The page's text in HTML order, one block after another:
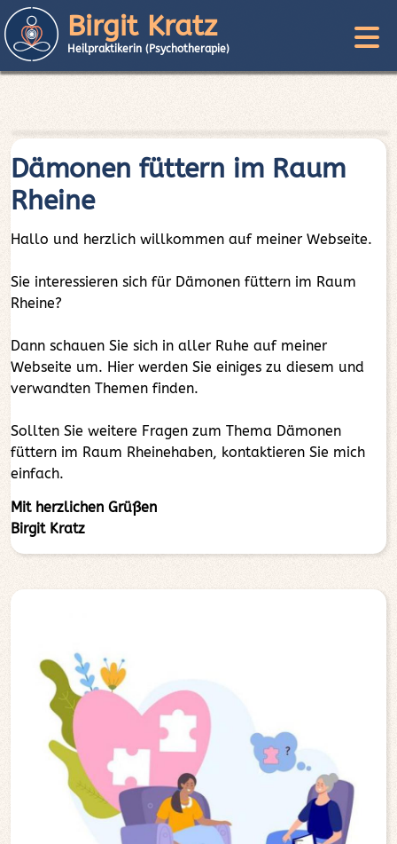
Birgit Kratz
Heilpraktikerin (Psychotherapie)
Dämonen füttern im Raum
Rheine
Hallo und herzlich willkommen auf meiner Webseite.
Sie interessieren sich für Dämonen füttern im Raum
Rheine?
Dann schauen Sie sich in aller Ruhe auf meiner
Webseite um. Hier werden Sie einiges zu diesem und
verwandten Themen finden.
Sollten Sie weitere Fragen zum Thema Dämonen
füttern im Raum Rheinehaben, kontaktieren Sie mich
einfach.
Mit herzlichen Grüßen
Birgit Kratz